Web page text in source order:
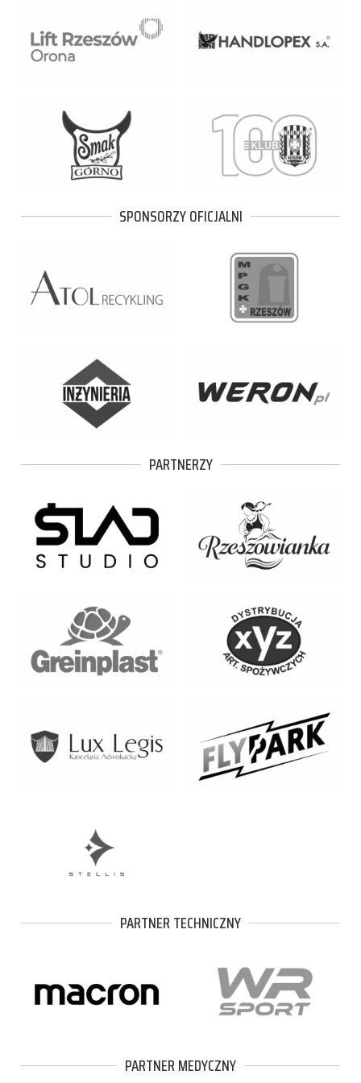
SPONSORZY OFICJALNI
PARTNERZY
PARTNER TECHNICZNY
PARTNER MEDYCZNY